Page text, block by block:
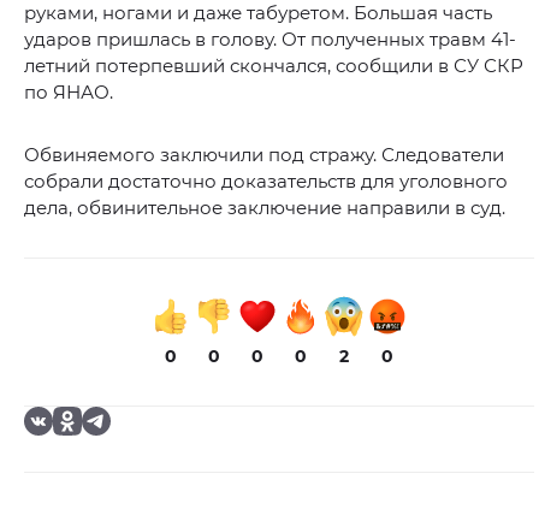
руками, ногами и даже табуретом. Большая часть
ударов пришлась в голову. От полученных травм 41-
летний потерпевший скончался, сообщили в СУ СКР
по ЯНАО.
Обвиняемого заключили под стражу. Следователи
собрали достаточно доказательств для уголовного
дела, обвинительное заключение направили в суд.
0 0 0 0 2 0